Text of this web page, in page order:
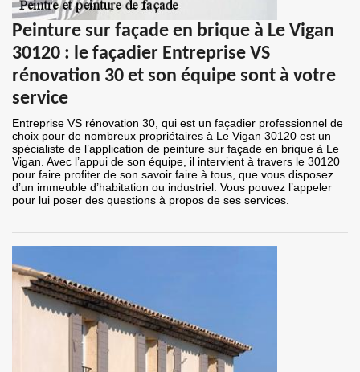
Peinture sur façade en brique à Le Vigan
30120 : le façadier Entreprise VS
rénovation 30 et son équipe sont à votre
service
Entreprise VS rénovation 30, qui est un façadier professionnel de
choix pour de nombreux propriétaires à Le Vigan 30120 est un
spécialiste de l’application de peinture sur façade en brique à Le
Vigan. Avec l’appui de son équipe, il intervient à travers le 30120
pour faire profiter de son savoir faire à tous, que vous disposez
d’un immeuble d’habitation ou industriel. Vous pouvez l’appeler
pour lui poser des questions à propos de ses services.